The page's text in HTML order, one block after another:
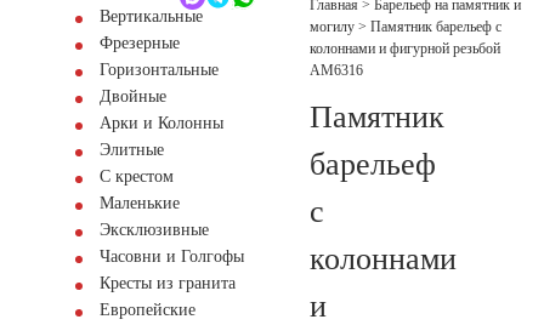
Вертикальные
Фрезерные
Горизонтальные
Двойные
Арки и Колонны
Элитные
С крестом
Маленькие
Эксклюзивные
Часовни и Голгофы
Кресты из гранита
Европейские
Главная > Барельеф на памятник и
могилу > Памятник барельеф с
колоннами и фигурной резьбой
AM6316
Памятник
барельеф
с
колоннами
и